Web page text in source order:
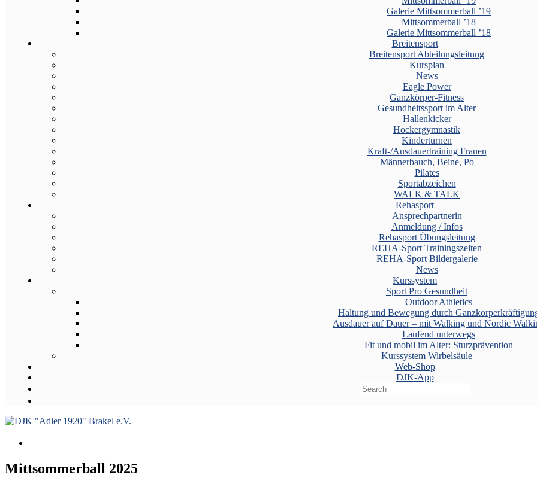
Galerie Mittsommerball ’19
Mittsommerball ’18
Galerie Mittsommerball ’18
Breitensport
Breitensport Abteilungsleitung
Kursplan
News
Eagle Power
Ganzkörper-Fitness
Gesundheitssport im Alter
Hallenkicker
Hockergymnastik
Kinderturnen
Kraft-/Ausdauertraining Frauen
Männerbauch, Beine, Po
Pilates
Sportabzeichen
WALK & TALK
Rehasport
Ansprechpartnerin
Anmeldung / Infos
Rehasport Übungsleitung
REHA-Sport Trainingszeiten
REHA-Sport Bildergalerie
News
Kurssystem
Sport Pro Gesundheit
Outdoor Athletics
Haltung und Bewegung durch
Ausdauer auf Dauer – mit Walking und Nordic
Laufend unterwegs
Fit und mobil im Alter: Sturzprävention
Kurssystem Wirbelsäule
Web-Shop
DJK-App
Mittsommerball 2025